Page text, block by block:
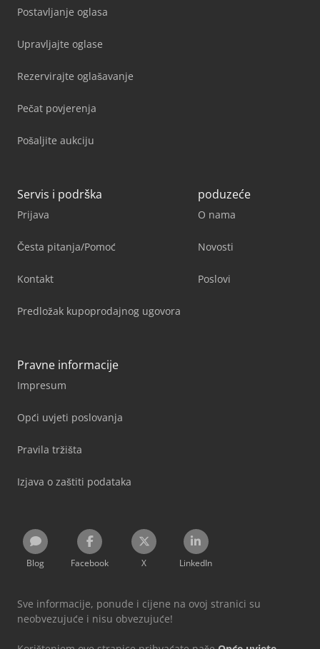
Postavljanje oglasa
Upravljajte oglase
Rezervirajte oglašavanje
Pečat povjerenja
Pošaljite aukciju
Servis i podrška
Prijava
Česta pitanja/Pomoć
Kontakt
Predložak kupoprodajnog ugovora
poduzeće
O nama
Novosti
Poslovi
Pravne informacije
Impresum
Opći uvjeti poslovanja
Pravila tržišta
Izjava o zaštiti podataka
Blog Facebook X LinkedIn
Sve informacije, ponude i cijene na ovoj stranici su
neobvezujuće i nisu obvezujuće!